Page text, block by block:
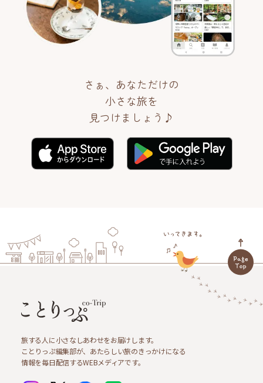
さぁ、あなただけの
小さな旅を
見つけましょう♪
旅する人に小さなしあわせをお届けします。
ことりっぷ編集部が、あたらしい旅のきっかけになる
情報を毎日配信するWEBメディアです。